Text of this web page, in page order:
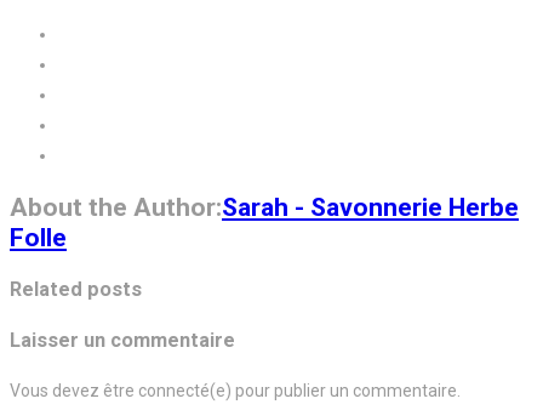
About the Author:Sarah - Savonnerie Herbe
Folle
Related posts
Laisser un commentaire
Vous devez être connecté(e) pour publier un commentaire.